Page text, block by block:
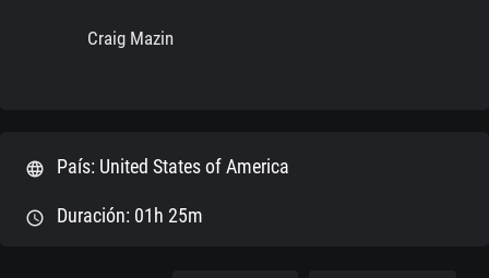
Craig Mazin
language País: United States of America
schedule Duración: 01h 25m